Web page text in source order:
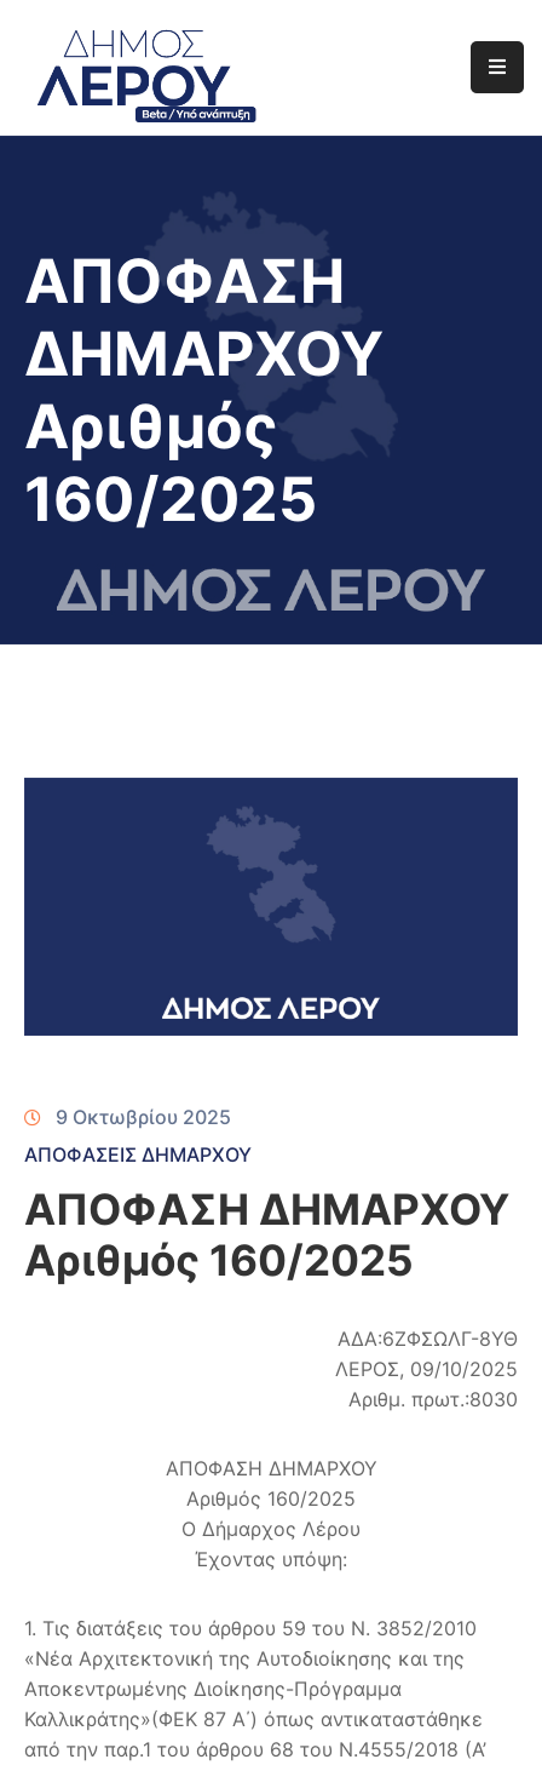
Αρχική
Διαφάνεια
Το
Νησί
Μας
ΑΠΟΦΑΣΗ
ΔΗΜΑΡΧΟΥ
Αριθμός
160/2025
9 Οκτωβρίου 2025
ΑΠΟΦΑΣΕΙΣ ΔΗΜΑΡΧΟΥ
ΑΠΟΦΑΣΗ ΔΗΜΑΡΧΟΥ
Αριθμός 160/2025
ΑΔΑ:6ΖΦΣΩΛΓ-8ΥΘ
ΛΕΡΟΣ, 09/10/2025
Αριθμ. πρωτ.:8030
ΑΠΟΦΑΣΗ ΔΗΜΑΡΧΟΥ
Αριθμός 160/2025
Ο Δήμαρχος Λέρου
Έχοντας υπόψη:
1. Τις διατάξεις του άρθρου 59 του Ν. 3852/2010
«Νέα Αρχιτεκτονική της Αυτοδιοίκησης και της
Αποκεντρωμένης Διοίκησης-Πρόγραμμα
Καλλικράτης»(ΦΕΚ 87 Α΄) όπως αντικαταστάθηκε
από την παρ.1 του άρθρου 68 του Ν.4555/2018 (Α’